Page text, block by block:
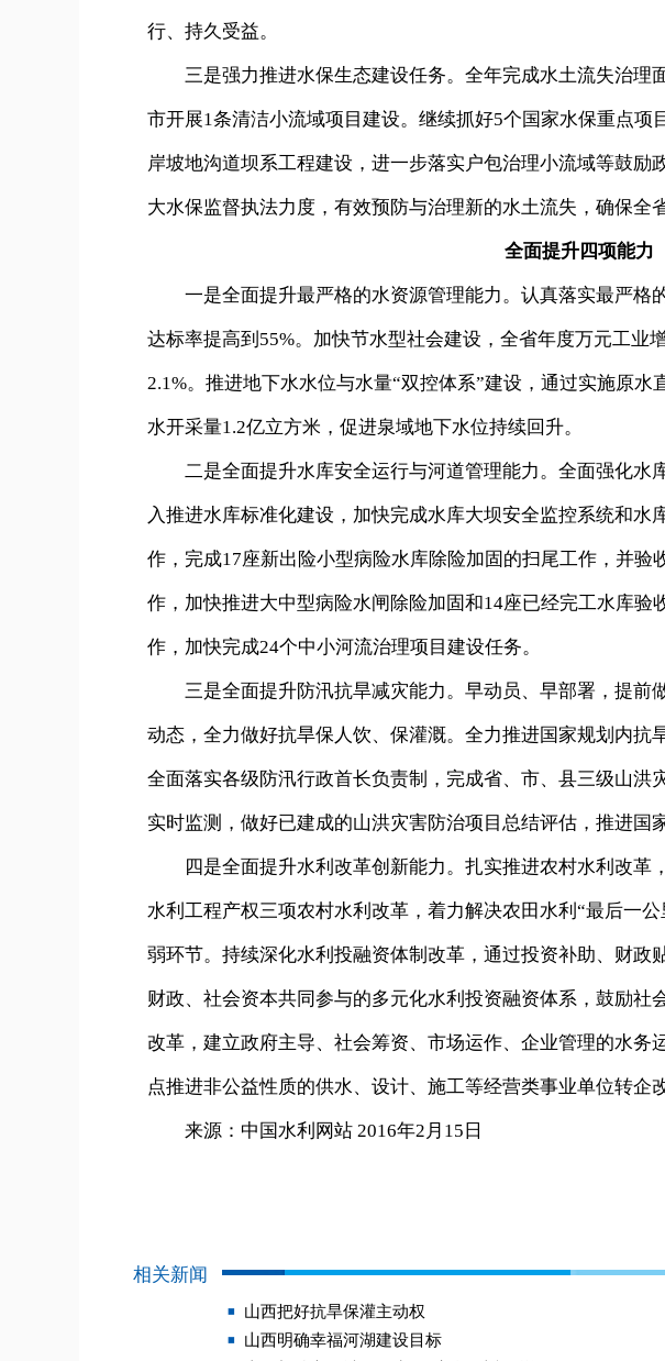
行、持久受益。
三是强力推进水保生态建设任务。全年完成水土流失治理
市开展1条清洁小流域项目建设。继续抓好5个国家水保重点项
岸坡地沟道坝系工程建设，进一步落实户包治理小流域等鼓励
大水保监督执法力度，有效预防与治理新的水土流失，确保全
全面提升四项能力
一是全面提升最严格的水资源管理能力。认真落实最严格
达标率提高到55%。加快节水型社会建设，全省年度万元工业
2.1%。推进地下水水位与水量“双控体系”建设，通过实施原
水开采量1.2亿立方米，促进泉域地下水位持续回升。
二是全面提升水库安全运行与河道管理能力。全面强化水
入推进水库标准化建设，加快完成水库大坝安全监控系统和水
作，完成17座新出险小型病险水库除险加固的扫尾工作，并验
作，加快推进大中型病险水闸除险加固和14座已经完工水库验
作，加快完成24个中小河流治理项目建设任务。
三是全面提升防汛抗旱减灾能力。早动员、早部署，提前
动态，全力做好抗旱保人饮、保灌溉。全力推进国家规划内抗
全面落实各级防汛行政首长负责制，完成省、市、县三级山洪
实时监测，做好已建成的山洪灾害防治项目总结评估，推进国
四是全面提升水利改革创新能力。扎实推进农村水利改革
水利工程产权三项农村水利改革，着力解决农田水利“最后一
弱环节。持续深化水利投融资体制改革，通过投资补助、财政
财政、社会资本共同参与的多元化水利投资融资体系，鼓励社
改革，建立政府主导、社会筹资、市场运作、企业管理的水务
点推进非公益性质的供水、设计、施工等经营类事业单位转企改
来源：中国水利网站 2016年2月15日
相关新闻
山西把好抗旱保灌主动权
山西明确幸福河湖建设目标